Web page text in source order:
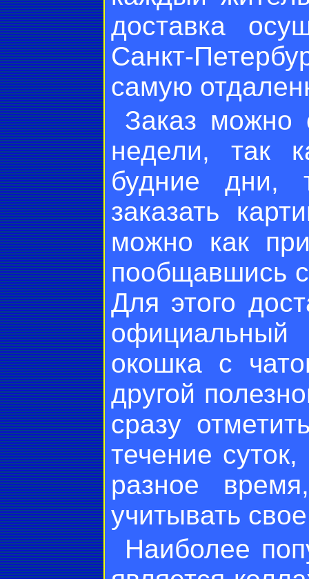
доставка
Санкт-
самую
Заказ можно
недели, так
будние дни,
заказать
можно как
пообщавшись
Для этого
окошка с
другой
сразу
течение
разное
учитывать
Наиболее